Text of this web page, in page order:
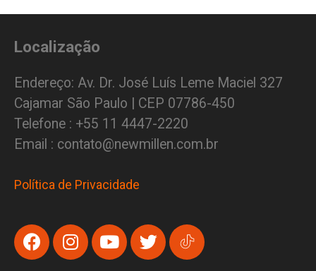
Localização
Endereço: Av. Dr. José Luís Leme Maciel 327
Cajamar São Paulo | CEP 07786-450
Telefone : +55 11 4447-2220
Email : contato@newmillen.com.br
Política de Privacidade